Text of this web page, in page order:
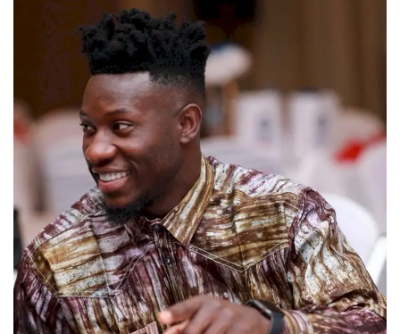
CAN FÉMININE
LDC/ COUPE CAF
CAN TOTALENERGIES
Lions Indomptables
Lionnes Indomptables
Judo
Elite Football
Mercato
GSL